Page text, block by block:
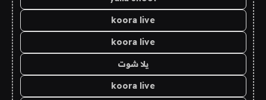
koora live
koora live
يلا شوت
koora live